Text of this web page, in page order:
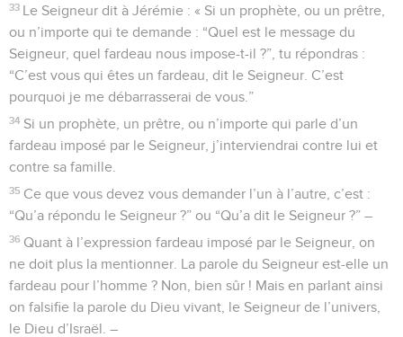
33 Le Seigneur dit à Jérémie : « Si un prophète, ou un prêtre,
ou n’importe qui te demande : “Quel est le message du
Seigneur, quel fardeau nous impose-t-il ?”, tu répondras :
“C’est vous qui êtes un fardeau, dit le Seigneur. C’est
pourquoi je me débarrasserai de vous.”
34 Si un prophète, un prêtre, ou n’importe qui parle d’un
fardeau imposé par le Seigneur, j’interviendrai contre lui et
contre sa famille.
35 Ce que vous devez vous demander l’un à l’autre, c’est :
“Qu’a répondu le Seigneur ?” ou “Qu’a dit le Seigneur ?” –
36 Quant à l’expression fardeau imposé par le Seigneur, on
ne doit plus la mentionner. La parole du Seigneur est-elle un
fardeau pour l’homme ? Non, bien sûr ! Mais en parlant ainsi
on falsifie la parole du Dieu vivant, le Seigneur de l’univers,
le Dieu d’Israël. –